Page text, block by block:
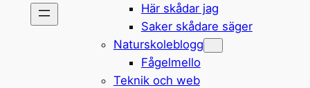
Här skådar jag
Saker skådare säger
Naturskoleblogg
Fågelmello
Teknik och web